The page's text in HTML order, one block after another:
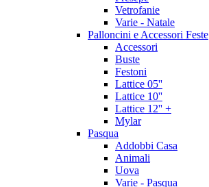
Vetrofanie
Varie - Natale
Palloncini e Accessori Feste
Accessori
Buste
Festoni
Lattice 05''
Lattice 10''
Lattice 12'' +
Mylar
Pasqua
Addobbi Casa
Animali
Uova
Varie - Pasqua